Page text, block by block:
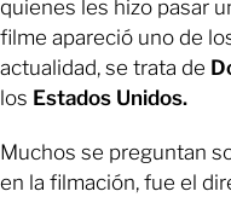
quienes les hizo pasar
filme apareció uno de
actualidad, se trata de
los Estados Unidos.
Muchos se preguntan
en la filmación, fue el